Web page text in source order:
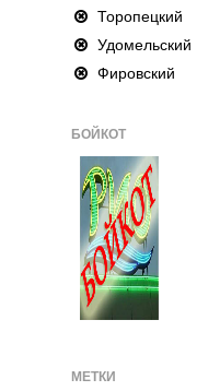
Торопецкий
Удомельский
Фировский
БОЙКОТ
МЕТКИ